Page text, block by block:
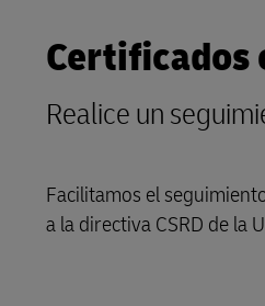
Certificados
Realice un
Facilitamos el
a la directiva CSRD de la